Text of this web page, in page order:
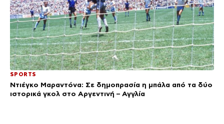
SPORTS
Ντιέγκο Μαραντόνα: Σε δημοπρασία η μπάλα από τα δύο
ιστορικά γκολ στο Αργεντινή – Αγγλία